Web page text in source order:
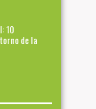
10
de la